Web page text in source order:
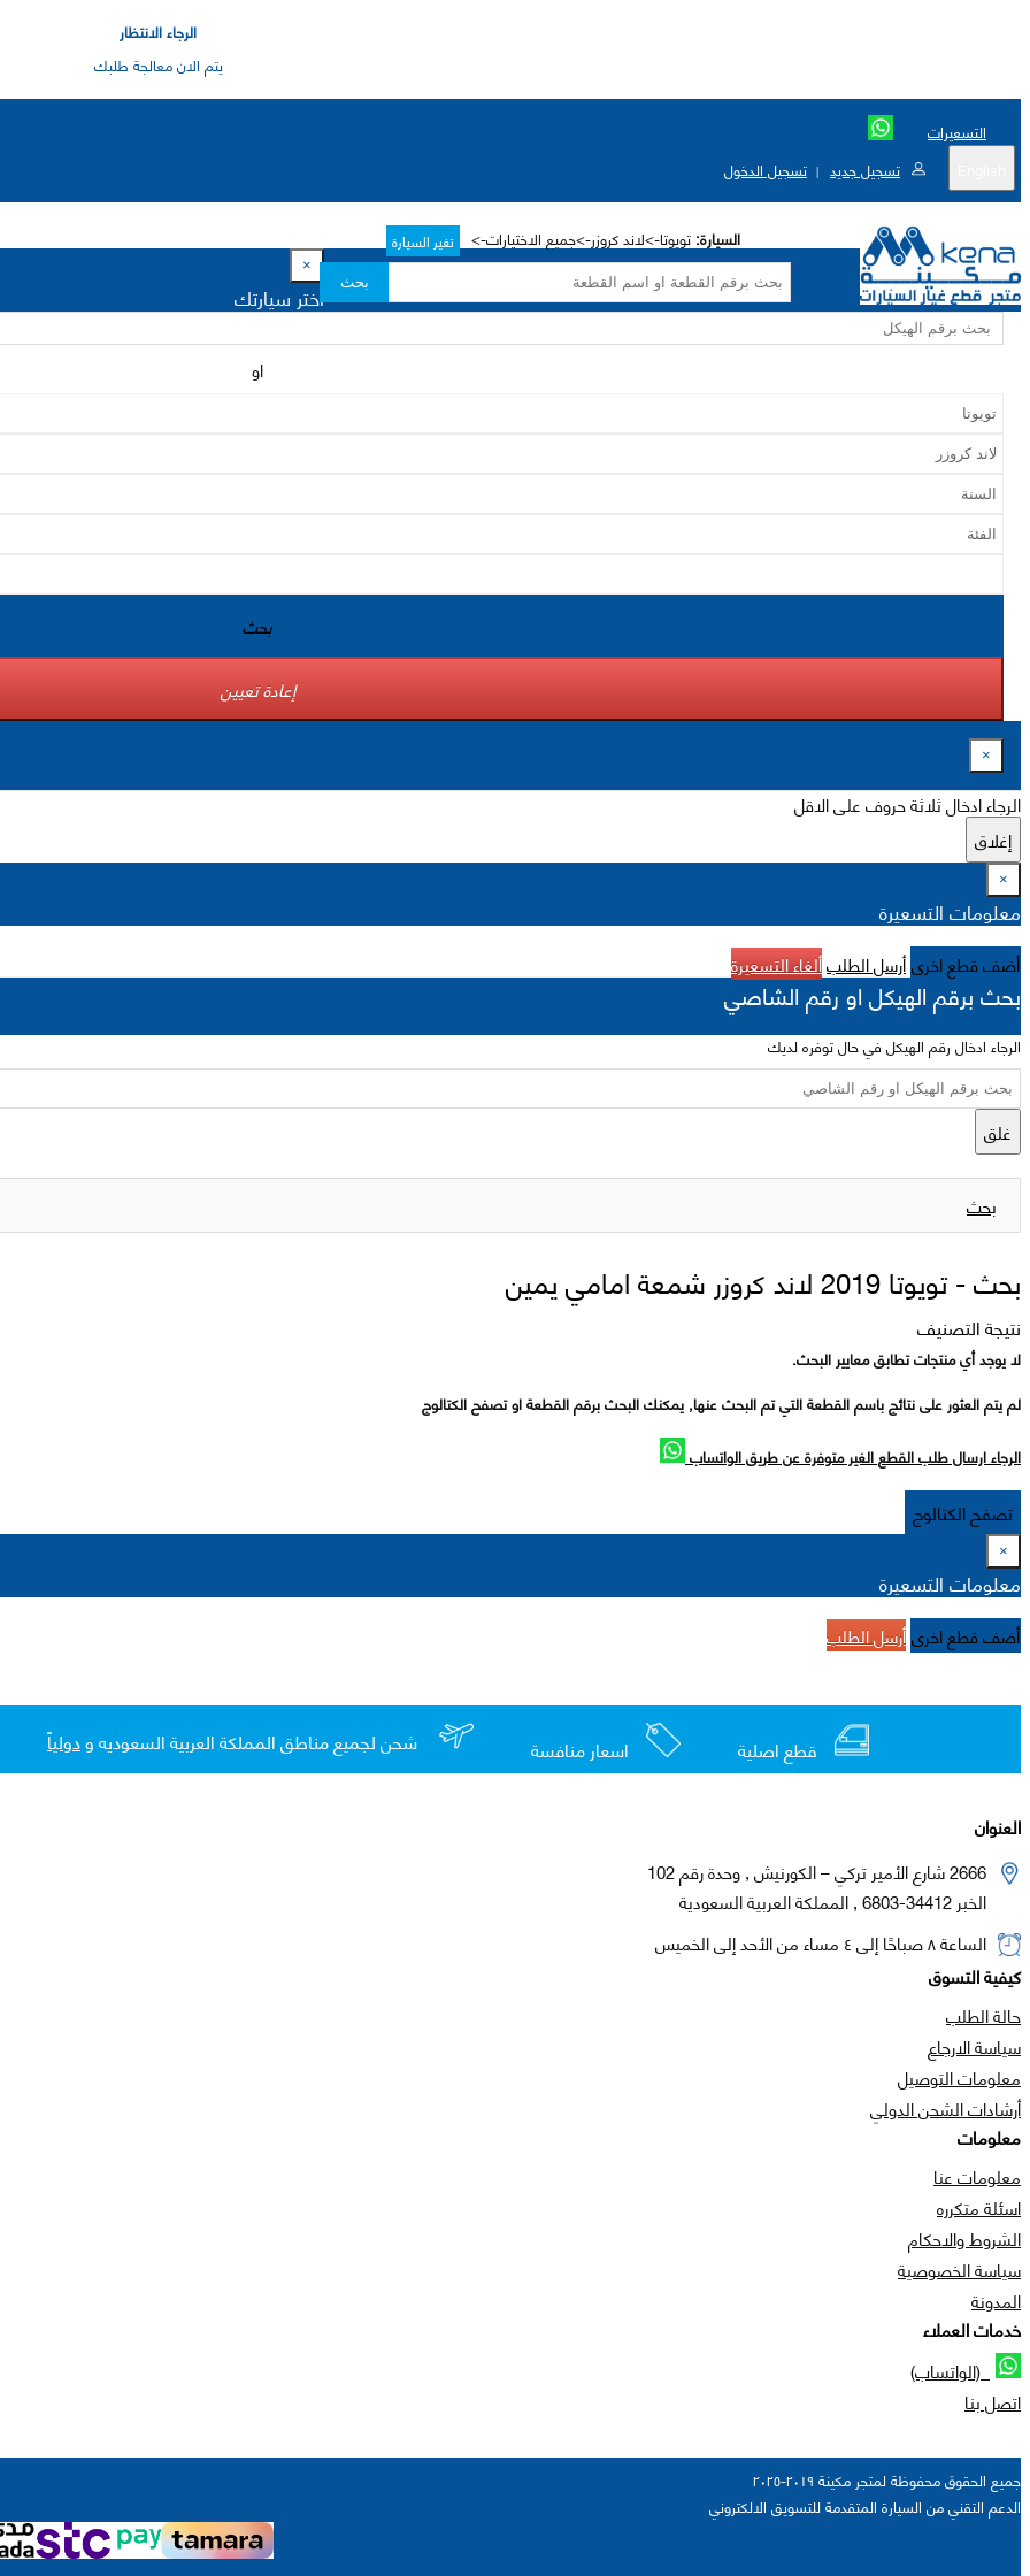
الرجاء الانتظار
يتم الان معالجة طلبك
التسعيرات
تسجيل جديد | تسجيل الدخول
السيارة: تويوتا->لاند كروزر->جميع الاختيارات-> تغير السيارة
بحث
×
اختر سيارتك
او
بحث
إعادة تعيين
×
الرجاء ادخال ثلاثة حروف على الاقل
إغلاق
×
معلومات التسعيرة
أضف قطع اخرىأرسل الطلبألغاء التسعيرة
بحث برقم الهيكل او رقم الشاصي
الرجاء ادخال رقم الهيكل في حال توفره لديك
غلق
بحث
بحث -تويوتا 2019 لاند كروزر شمعة امامي يمين
نتيجة التصنيف
لا يوجد أي منتجات تطابق معايير البحث.
لم يتم العثور على نتائج باسم القطعة التي تم البحث عنها, يمكنك البحث برقم القطعة او تصفح الكتالوج
الرجاء ارسال طلب القطع الغير متوفرة عن طريق الواتساب
تصفح الكتالوج
×
معلومات التسعيرة
أضف قطع اخرىأرسل الطلب
قطع اصلية اسعار منافسة شحن لجميع مناطق المملكة العربية السعوديه ودولياً
العنوان
2666 شارع الأمير تركي – الكورنيش , وحدة رقم 102
الخبر 34412-6803 , المملكة العربية السعودية
الساعة ٨ صباحًا إلى ٤ مساء من الأحد إلى الخميس
كيفية التسوق
حالة الطلب
سياسة الارجاع
معلومات التوصيل
أرشادات الشحن الدولي
معلومات
معلومات عنا
اسئلة متكرره
الشروط والاحكام
سياسة الخصوصية
المدونة
خدمات العملاء
(الواتساب)
اتصل بنا
جميع الحقوق محفوظة لمتجر مكينة ٢٠١٩-٢٠٢٥
الدعم التقني من السيارة المتقدمة للتسويق الالكتروني